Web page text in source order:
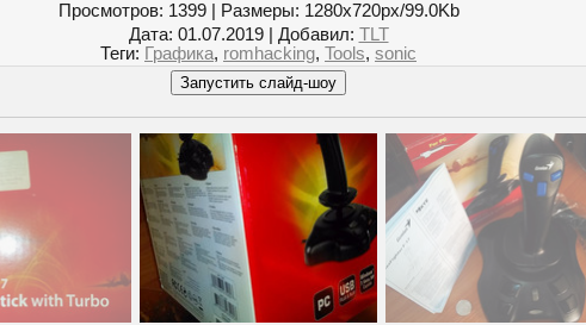
Просмотров: 1399 | Размеры: 1280x720px/99.0Kb
Дата: 01.07.2019 | Добавил: TLT
Теги: Графика, romhacking, Tools, sonic